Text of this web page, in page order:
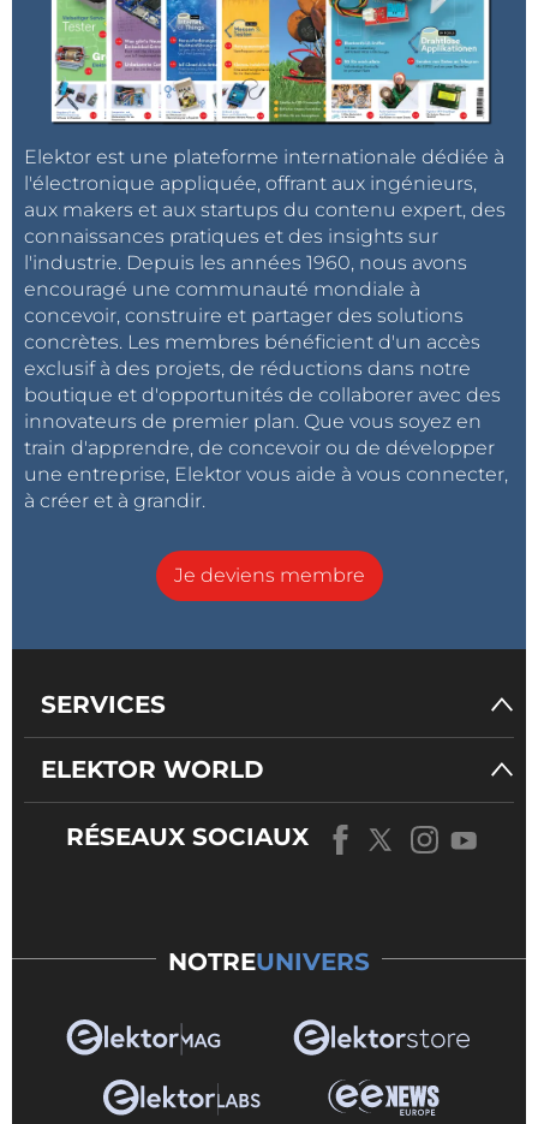
Elektor est une plateforme internationale dédiée à
l'électronique appliquée, offrant aux ingénieurs,
aux makers et aux startups du contenu expert, des
connaissances pratiques et des insights sur
l'industrie. Depuis les années 1960, nous avons
encouragé une communauté mondiale à
concevoir, construire et partager des solutions
concrètes. Les membres bénéficient d'un accès
exclusif à des projets, de réductions dans notre
boutique et d'opportunités de collaborer avec des
innovateurs de premier plan. Que vous soyez en
train d'apprendre, de concevoir ou de développer
une entreprise, Elektor vous aide à vous connecter,
à créer et à grandir.
Je deviens membre
SERVICES
ELEKTOR WORLD
RÉSEAUX SOCIAUX
NOTREUNIVERS